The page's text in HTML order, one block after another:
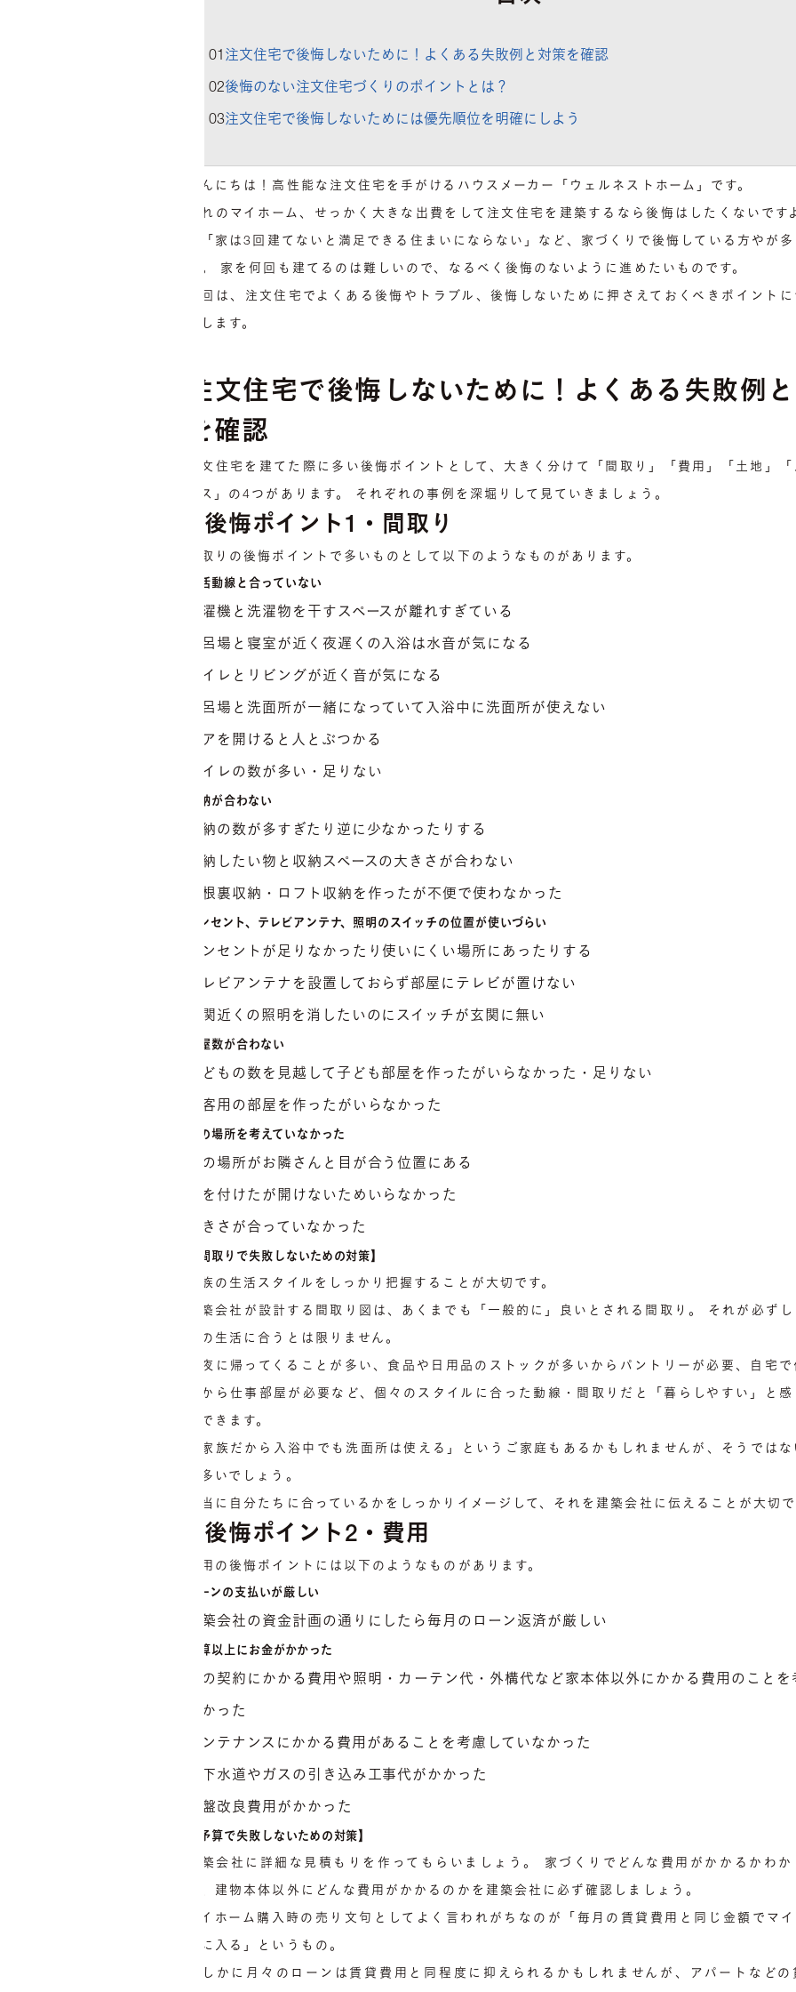
01 注文住宅で後悔しないために！よくある失敗例と対策を確認
02後悔のない注文住宅づくりのポイントとは？
03注文住宅で後悔しないためには優先順位を明確にしよう
こんにちは！高性能な注文住宅を手がけるハウスメーカー「ウェルネストホーム」です。
憧れのマイホーム、せっかく大きな出費をして注文住宅を建築するなら後悔はしたくないです
だ「家は3回建てないと満足できる住まいにならない」など、家づくりで後悔している方やが
実。 家を何回も建てるのは難しいので、なるべく後悔のないように進めたいものです。
今回は、注文住宅でよくある後悔やトラブル、後悔しないために押さえておくべきポイント
説します。
注文住宅で後悔しないために！よくある失敗例
を確認
注文住宅を建てた際に多い後悔ポイントとして、大きく分けて「間取り」「費用」「土地」
ンス」の4つがあります。 それぞれの事例を深堀りして見ていきましょう。
後悔ポイント1・間取り
間取りの後悔ポイントで多いものとして以下のようなものがあります。
生活動線と合っていない
洗濯機と洗濯物を干すスペースが離れすぎている
風呂場と寝室が近く夜遅くの入浴は水音が気になる
トイレとリビングが近く音が気になる
風呂場と洗面所が一緒になっていて入浴中に洗面所が使えない
ドアを開けると人とぶつかる
トイレの数が多い・足りない
収納が合わない
収納の数が多すぎたり逆に少なかったりする
収納したい物と収納スペースの大きさが合わない
屋根裏収納・ロフト収納を作ったが不便で使わなかった
コンセント、テレビアンテナ、照明のスイッチの位置が使いづらい
コンセントが足りなかったり使いにくい場所にあったりする
テレビアンテナを設置しておらず部屋にテレビが置けない
玄関近くの照明を消したいのにスイッチが玄関に無い
部屋数が合わない
子どもの数を見越して子ども部屋を作ったがいらなかった・足りない
来客用の部屋を作ったがいらなかった
窓の場所を考えていなかった
窓の場所がお隣さんと目が合う位置にある
窓を付けたが開けないためいらなかった
大きさが合っていなかった
【間取りで失敗しないための対策】
家族の生活スタイルをしっかり把握することが大切です。
建築会社が設計する間取り図は、あくまでも「一般的に」良いとされる間取り。 それが必ず
ちの生活に合うとは限りません。
深夜に帰ってくることが多い、食品や日用品のストックが多いからパントリーが必要、自宅
るから仕事部屋が必要など、個々のスタイルに合った動線・間取りだと「暮らしやすい」と
ができます。
「家族だから入浴中でも洗面所は使える」というご家庭もあるかもしれませんが、そうでは
も多いでしょう。
本当に自分たちに合っているかをしっかりイメージして、それを建築会社に伝えることが大切
後悔ポイント2・費用
費用の後悔ポイントには以下のようなものがあります。
ローンの支払いが厳しい
建築会社の資金計画の通りにしたら毎月のローン返済が厳しい
予算以上にお金がかかった
家の契約にかかる費用や照明・カーテン代・外構代など家本体以外にかかる費用のことを
なかった
メンテナンスにかかる費用があることを考慮していなかった
上下水道やガスの引き込み工事代がかかった
地盤改良費用がかかった
【予算で失敗しないための対策】
建築会社に詳細な見積もりを作ってもらいましょう。 家づくりでどんな費用がかかるかわ
は、建物本体以外にどんな費用がかかるのかを建築会社に必ず確認しましょう。
マイホーム購入時の売り文句としてよく言われがちなのが「毎月の賃貸費用と同じ金額でマ
手に入る」というもの。
たしかに月々のローンは賃貸費用と同程度に抑えられるかもしれませんが、アパートなどの